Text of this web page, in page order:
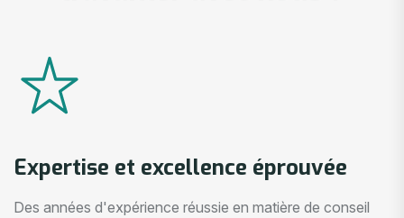
Expertise et excellence éprouvée
Des années d'expérience réussie en matière de conseil